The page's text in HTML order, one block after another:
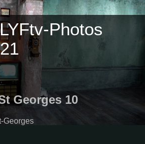
Photos
Georges 10